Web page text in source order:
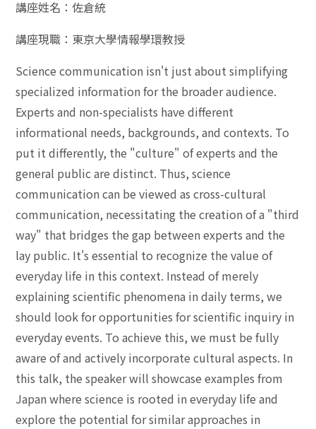
講座姓名：佐倉統
講座現職：東京大學情報學環教授
Science communication isn't just about simplifying
specialized information for the broader audience.
Experts and non-specialists have different
informational needs, backgrounds, and contexts. To
put it differently, the "culture" of experts and the
general public are distinct. Thus, science
communication can be viewed as cross-cultural
communication, necessitating the creation of a "third
way" that bridges the gap between experts and the
lay public. It's essential to recognize the value of
everyday life in this context. Instead of merely
explaining scientific phenomena in daily terms, we
should look for opportunities for scientific inquiry in
everyday events. To achieve this, we must be fully
aware of and actively incorporate cultural aspects. In
this talk, the speaker will showcase examples from
Japan where science is rooted in everyday life and
explore the potential for similar approaches in